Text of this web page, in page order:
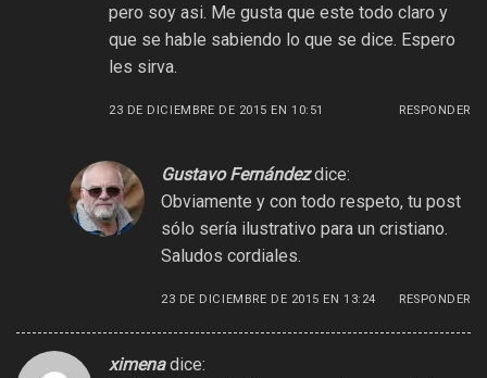
pero soy asi. Me gusta que este todo claro y
que se hable sabiendo lo que se dice. Espero
les sirva.
23 DE DICIEMBRE DE 2015 EN 10:51 RESPONDER
Gustavo Fernández dice:
Obviamente y con todo respeto, tu post
sólo sería ilustrativo para un cristiano.
Saludos cordiales.
23 DE DICIEMBRE DE 2015 EN 13:24 RESPONDER
ximena dice: